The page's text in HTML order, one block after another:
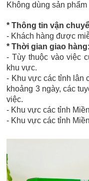
Không dùng sản
* Thông tin vận
- Khách hàng được
* Thời gian giao hàng:
- Tùy thuộc vào việc
khu vực.
- Khu vực các tỉnh lân
khoảng 3 ngày, các
việc.
- Khu vực các tỉnh
- Khu vực các tỉnh